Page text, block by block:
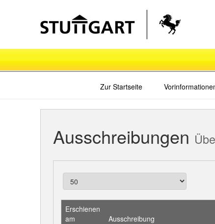
Zur Startseite
Ausschreibungen
Erschienen
am
Ausschreibung